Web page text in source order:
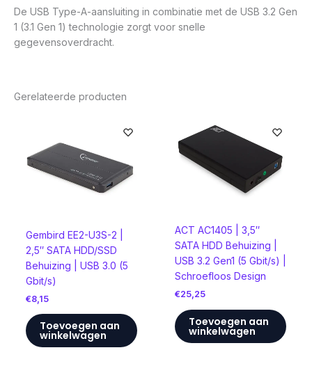
De USB Type-A-aansluiting in combinatie met de USB 3.2 Gen
1 (3.1 Gen 1) technologie zorgt voor snelle
gegevensoverdracht.
Gerelateerde producten
Gembird EE2-U3S-2 |
2,5″ SATA HDD/SSD
Behuizing | USB 3.0 (5
Gbit/s)
€8,15
Toevoegen aan
winkelwagen
ACT AC1405 | 3,5″
SATA HDD Behuizing |
USB 3.2 Gen1 (5 Gbit/s) |
Schroefloos Design
€25,25
Toevoegen aan
winkelwagen